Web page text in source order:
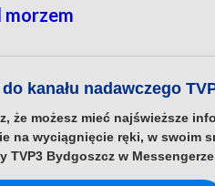
morzem
do kanału nadawczego
że możesz mieć najświeższe
na wyciągnięcie ręki, w swoim
TVP3 Bydgoszcz w